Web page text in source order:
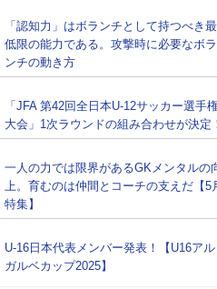
「認知力」はボランチとして持つべき最
低限の能力である。攻撃時に必要なボラ
ンチの動き方
「JFA 第42回全日本U-12サッカー選手
大会」1次ラウンドの組み合わせが決定
一人の力では限界があるGKメンタルの
上。育むのは仲間とコーチの支えだ【5
特集】
U-16日本代表メンバー発表！【U16アル
ガルベカップ2025】